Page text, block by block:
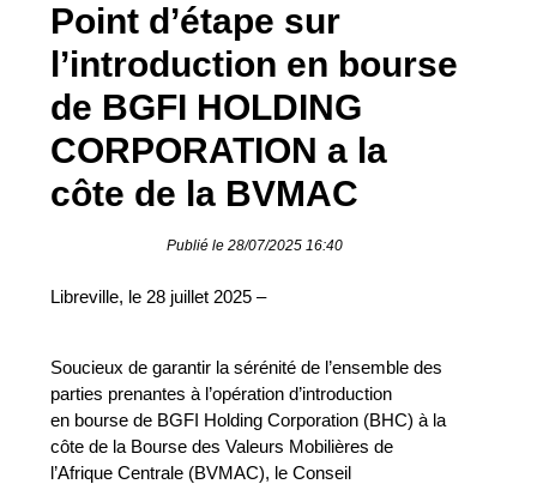
Point d’étape sur
l’introduction en bourse
de BGFI HOLDING
CORPORATION a la
côte de la BVMAC
Publié le 28/07/2025 16:40
Libreville, le 28 juillet 2025 –
Soucieux de garantir la sérénité de l’ensemble des
parties prenantes à l’opération d’introduction
en bourse de BGFI Holding Corporation (BHC) à la
côte de la Bourse des Valeurs Mobilières de
l’Afrique Centrale (BVMAC), le Conseil